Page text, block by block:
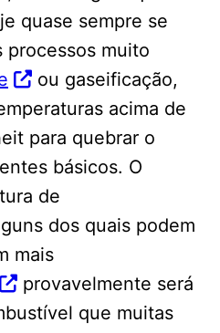
quase sempre se
processos muito
ou gaseificação,
acima de
para quebrar o
básicos. O
de
dos quais podem
mais
provavelmente será
que muitas